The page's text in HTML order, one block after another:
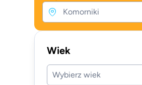
Wiek
Wybierz wiek